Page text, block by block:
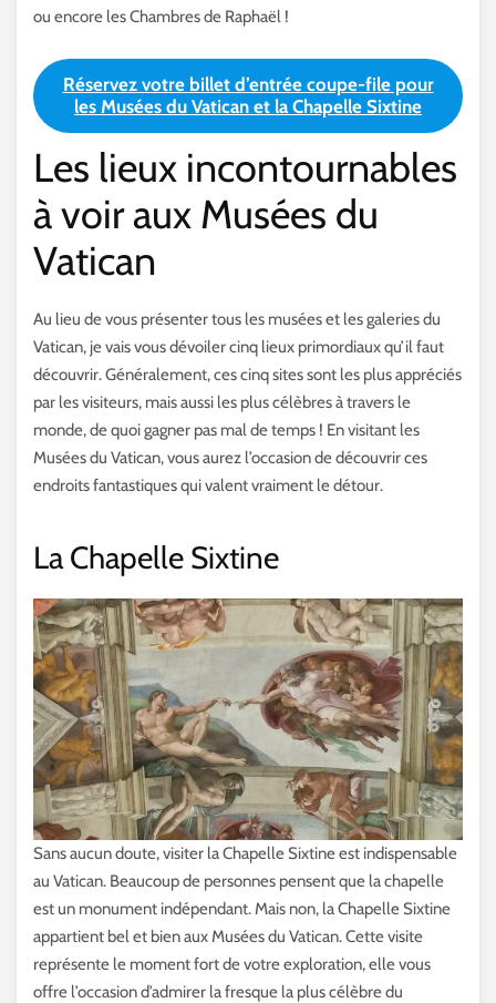
ou encore les Chambres de Raphaël !
Réservez votre billet d’entrée coupe-file pour
les Musées du Vatican et la Chapelle Sixtine
Les lieux incontournables
à voir aux Musées du
Vatican
Au lieu de vous présenter tous les musées et les galeries du
Vatican, je vais vous dévoiler cinq lieux primordiaux qu’il faut
découvrir. Généralement, ces cinq sites sont les plus appréciés
par les visiteurs, mais aussi les plus célèbres à travers le
monde, de quoi gagner pas mal de temps ! En visitant les
Musées du Vatican, vous aurez l’occasion de découvrir ces
endroits fantastiques qui valent vraiment le détour.
La Chapelle Sixtine
Sans aucun doute, visiter la Chapelle Sixtine est indispensable
au Vatican. Beaucoup de personnes pensent que la chapelle
est un monument indépendant. Mais non, la Chapelle Sixtine
appartient bel et bien aux Musées du Vatican. Cette visite
représente le moment fort de votre exploration, elle vous
offre l’occasion d’admirer la fresque la plus célèbre du